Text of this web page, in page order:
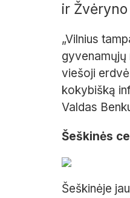
ir
„Vilnius
gyvenamųjų
viešoji
kokybišką
Valdas
Šeškinės
Šeškinėje